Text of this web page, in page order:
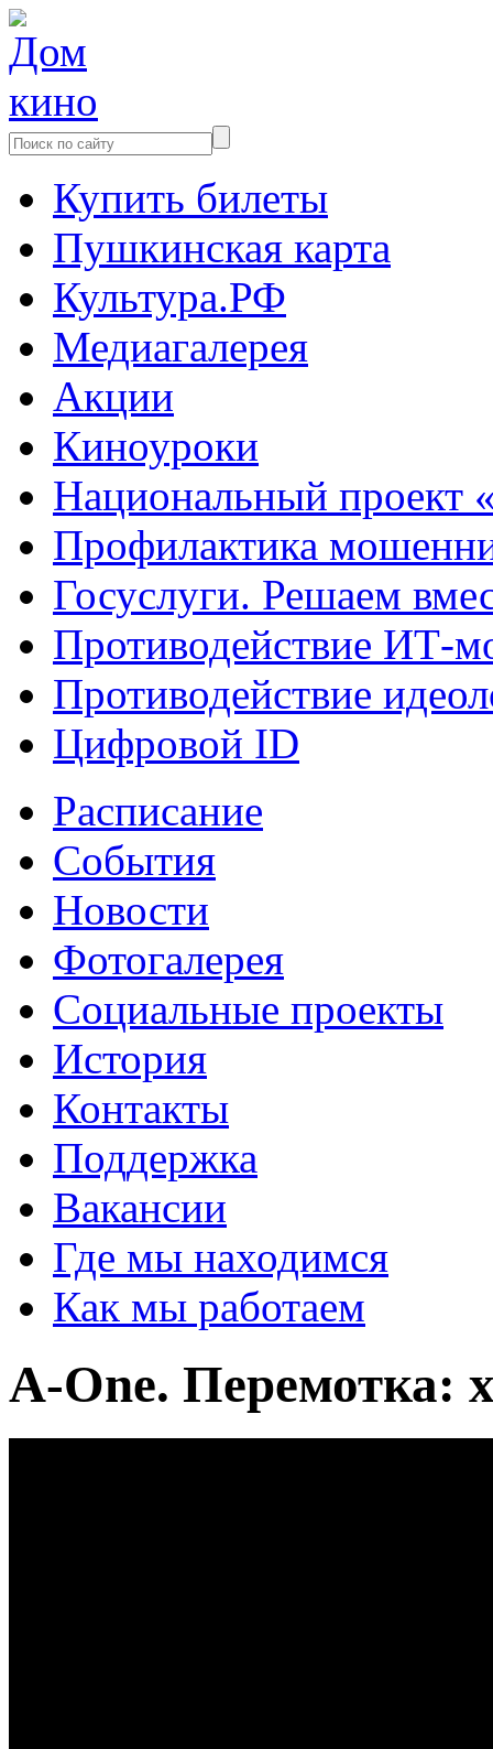
Купить билеты
Пушкинская карта
Культура.РФ
Медиагалерея
Акции
Киноуроки
Национальный проект
Профилактика
Госуслуги. Решаем
Противодействие ИТ-
Противодействие
Цифровой ID
Расписание
События
Новости
Фотогалерея
Социальные проекты
История
Контакты
Поддержка
Вакансии
Где мы находимся
Как мы работаем
A-One. Перемотка: